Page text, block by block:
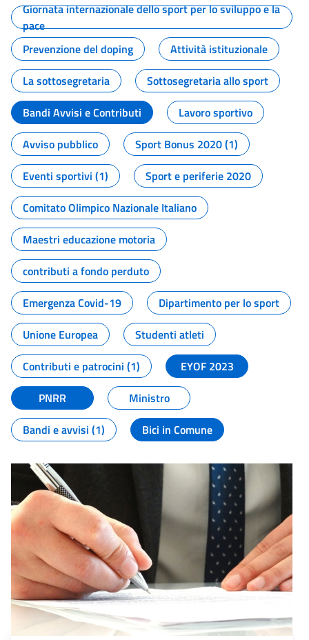
Giornata internazionale dello sport per lo sviluppo e la
pace
Prevenzione del doping
Attività istituzionale
La sottosegretaria
Sottosegretaria allo sport
Bandi Avvisi e Contributi
Lavoro sportivo
Avviso pubblico
Sport Bonus 2020 (1)
Eventi sportivi (1)
Sport e periferie 2020
Comitato Olimpico Nazionale Italiano
Maestri educazione motoria
contributi a fondo perduto
Emergenza Covid-19
Dipartimento per lo sport
Unione Europea
Studenti atleti
Contributi e patrocini (1)
EYOF 2023
PNRR
Ministro
Bandi e avvisi (1)
Bici in Comune